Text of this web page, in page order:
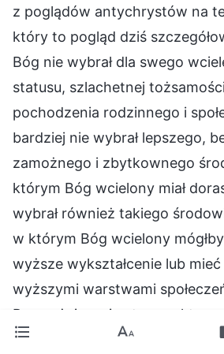
z poglądów antychrystów na
który to pogląd dziś
Bóg nie wybrał dla swego
statusu, szlachetnej
pochodzenia rodzinnego i
bardziej nie wybrał lepszego,
zamożnego i zbytkownego
którym Bóg wcielony miał
wybrał również takiego
w którym Bóg wcielony
wyższe wykształcenie lub
wyższymi warstwami
Rozważając więc te aspekty
dokonał Bóg, kiedy się wcielał,